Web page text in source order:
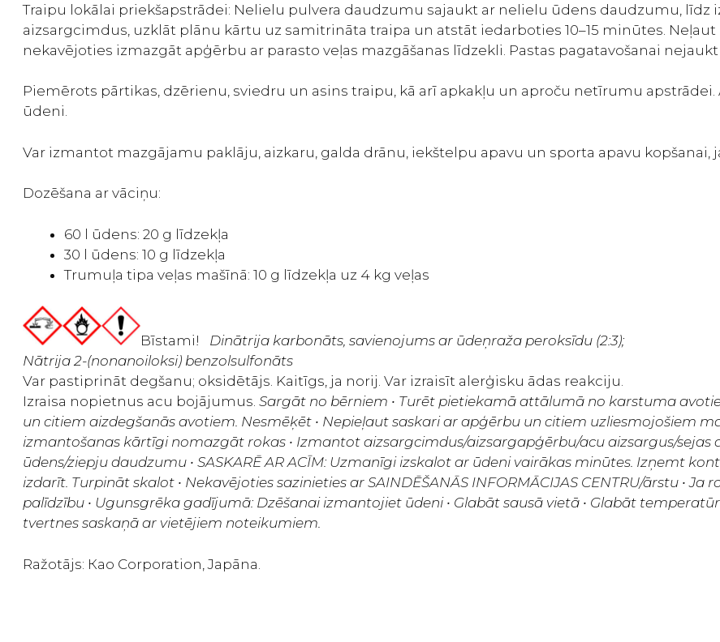
Traipu lokālai priekšapstrādei: Nelielu pulvera daudzumu sajaukt ar nelielu ūdens daudzumu, līdz
aizsargcimdus, uzklāt plānu kārtu uz samitrināta traipa un atstāt iedarboties 10–15 minūtes.
nekavējoties izmazgāt apģērbu ar parasto veļas mazgāšanas līdzekli. Pastas pagatavošanai
Piemērots pārtikas, dzērienu, sviedru un asins traipu, kā arī apkakļu un aproču netīrumu
ūdeni.
Var izmantot mazgājamu paklāju, aizkaru, galda drānu, iekštelpu apavu un sporta apavu kopšanai,
Dozēšana ar vāciņu:
60 l ūdens: 20 g līdzekļa
30 l ūdens: 10 g līdzekļa
Trumuļa tipa veļas mašīnā: 10 g līdzekļa uz 4 kg veļas
Bīstami! Dinātrija karbonāts, savienojums ar ūdeņraža peroksīdu (2:3);
Nātrija 2-(nonanoiloksi) benzolsulfonāts
Var pastiprināt degšanu; oksidētājs. Kaitīgs, ja norij. Var izraisīt alerģisku ādas reakciju.
Izraisa nopietnus acu bojājumus. Sargāt no bērniem • Turēt pietiekamā attālumā no karstuma
un citiem aizdegšanās avotiem. Nesmēķēt • Nepieļaut saskari ar apģērbu un citiem uzliesmojošiem
izmantošanas kārtīgi nomazgāt rokas • Izmantot aizsargcimdus/aizsargapģērbu/acu aizsargus/sejas
ūdens/ziepju daudzumu • SASKARĒ AR ACĪM: Uzmanīgi izskalot ar ūdeni vairākas minūtes. Izņemt
izdarīt. Turpināt skalot • Nekavējoties sazinieties ar SAINDĒŠANĀS INFORMĀCIJAS CENTRU/ārstu •
palīdzību • Ugunsgrēka gadījumā: Dzēšanai izmantojiet ūdeni • Glabāt sausā vietā • Glabāt
tvertnes saskaņā ar vietējiem noteikumiem.
Ražotājs: Као Corporation, Japāna.